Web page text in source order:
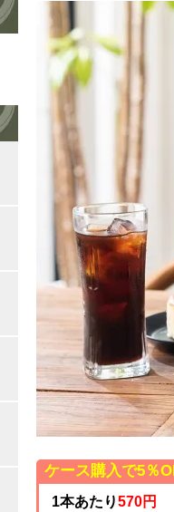
ケース購入で5％
1本あたり570円